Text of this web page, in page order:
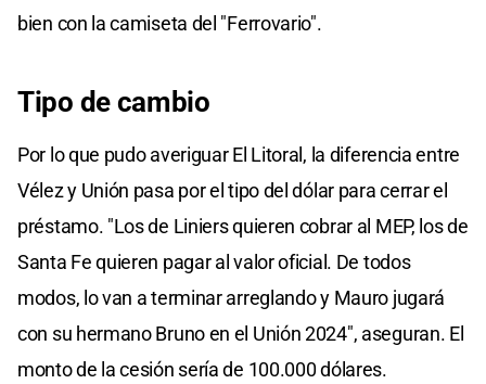
bien con la camiseta del "Ferrovario".
Tipo de cambio
Por lo que pudo averiguar El Litoral, la diferencia entre
Vélez y Unión pasa por el tipo del dólar para cerrar el
préstamo. "Los de Liniers quieren cobrar al MEP, los de
Santa Fe quieren pagar al valor oficial. De todos
modos, lo van a terminar arreglando y Mauro jugará
con su hermano Bruno en el Unión 2024", aseguran. El
monto de la cesión sería de 100.000 dólares.